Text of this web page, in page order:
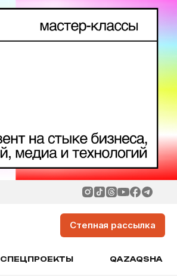
Степная рассылка
СПЕЦПРОЕКТЫ QAZAQSHA